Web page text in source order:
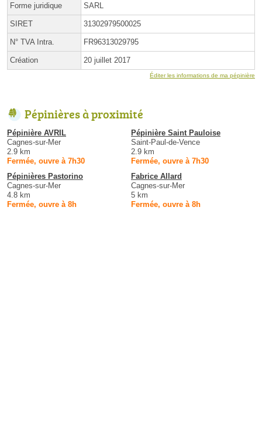
Forme juridique SARL
SIRET 31302979500025
N° TVA Intra. FR96313029795
Création 20 juillet 2017
Éditer les informations de ma pépinière
Pépinières à proximité
Pépinière AVRIL
Cagnes-sur-Mer
2.9 km
Fermée, ouvre à 7h30
Pépinière Saint Pauloise
Saint-Paul-de-Vence
2.9 km
Fermée, ouvre à 7h30
Pépinières Pastorino
Cagnes-sur-Mer
4.8 km
Fermée, ouvre à 8h
Fabrice Allard
Cagnes-sur-Mer
5 km
Fermée, ouvre à 8h